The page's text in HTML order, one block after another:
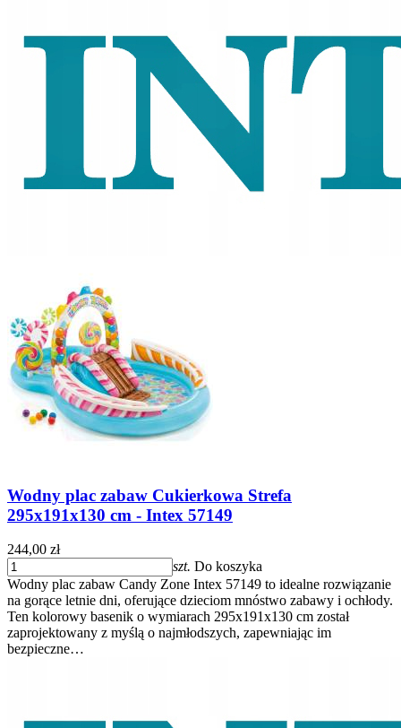
Wodny plac zabaw Cukierkowa Strefa
295x191x130 cm - Intex 57149
244,00 zł
szt. Do koszyka
Wodny plac zabaw Candy Zone Intex 57149 to idealne rozwiązanie
na gorące letnie dni, oferujące dzieciom mnóstwo zabawy i ochłody.
Ten kolorowy basenik o wymiarach 295x191x130 cm został
zaprojektowany z myślą o najmłodszych, zapewniając im
bezpieczne…